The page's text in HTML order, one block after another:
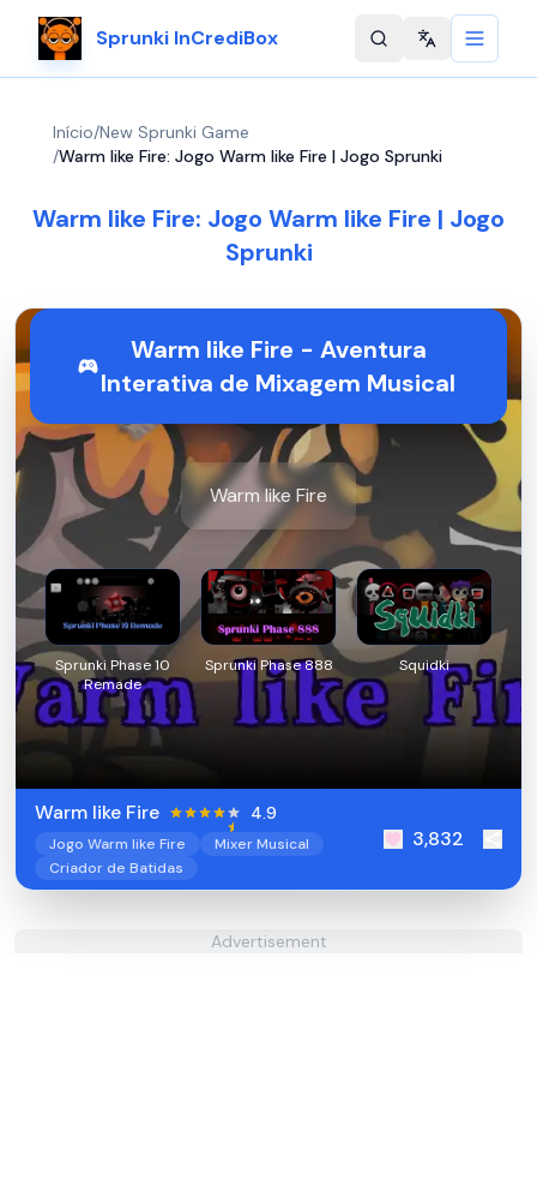
Sprunki InCrediBox Change
Início/New Sprunki Game
/Warm like Fire: Jogo Warm like Fire | Jogo Sprunki
Warm like Fire: Jogo Warm like Fire | Jogo
Sprunki
Warm like Fire - Aventura
Interativa de Mixagem Musical
Warm like Fire
Sprunki Phase 10
Remade
Sprunki Phase 888 Squidki
Warm like Fire 4.9
Jogo Warm like Fire
Mixer Musical
Criador de Batidas
3,832
Advertisement